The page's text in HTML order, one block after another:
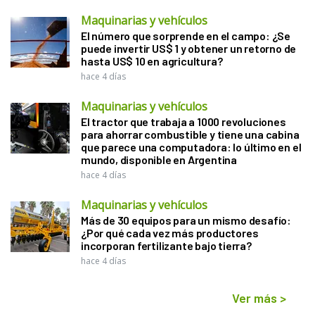
Maquinarias y vehículos
El número que sorprende en el campo: ¿Se
puede invertir US$ 1 y obtener un retorno de
hasta US$ 10 en agricultura?
hace 4 días
Maquinarias y vehículos
El tractor que trabaja a 1000 revoluciones
para ahorrar combustible y tiene una cabina
que parece una computadora: lo último en el
mundo, disponible en Argentina
hace 4 días
Maquinarias y vehículos
Más de 30 equipos para un mismo desafío:
¿Por qué cada vez más productores
incorporan fertilizante bajo tierra?
hace 4 días
Ver más >